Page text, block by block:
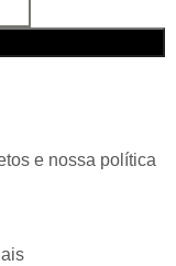
e nossa política